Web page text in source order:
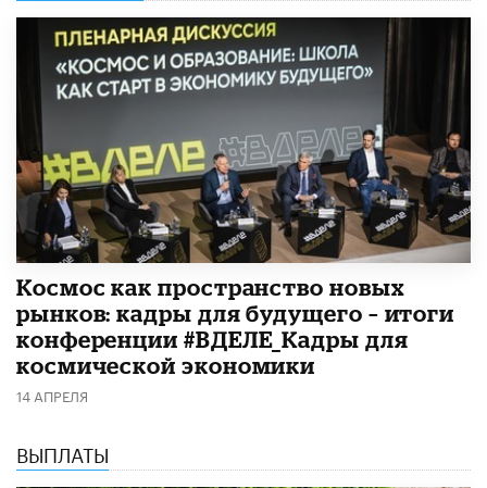
Космос как пространство новых
рынков: кадры для будущего – итоги
конференции #ВДЕЛЕ_Кадры для
космической экономики
14 АПРЕЛЯ
ВЫПЛАТЫ